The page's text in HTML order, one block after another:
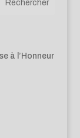
à l’Honneur